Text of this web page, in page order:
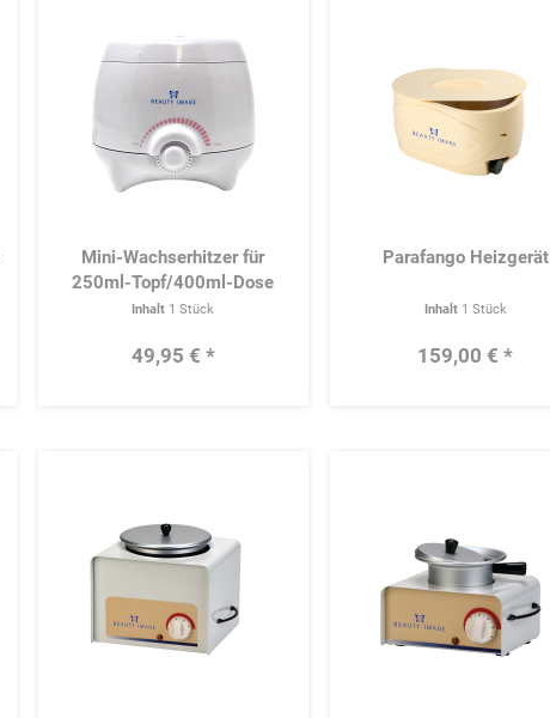
Mini-Wachserhitzer für
250ml-Topf/400ml-Dose
Inhalt 1 Stück
49,95 € *
Parafango Heizgerät
Inhalt 1 Stück
159,00 € *